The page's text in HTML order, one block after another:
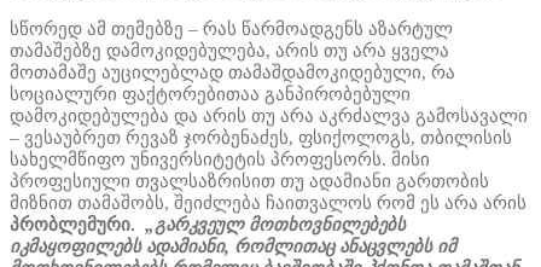
სწორედ ამ თემებზე – რას წარმოადგენს აზარტულ
თამაშებზე დამოკიდებულება, არის თუ არა ყველა
მოთამაშე აუცილებლად თამაშდამოკიდებული, რა
სოციალური ფაქტორებითაა განპირობებული
დამოკიდებულება და არის თუ არა აკრძალვა გამოსავალი
– ვესაუბრეთ რევაზ ჯორბენაძეს, ფსიქოლოგს, თბილისის
სახელმწიფო უნივერსიტეტის პროფესორს. მისი
პროფესიული თვალსაზრისით თუ ადამიანი გართობის
მიზნით თამაშობს, შეიძლება ჩაითვალოს რომ ეს არა არის
პრობლემური. „გარკვეულ მოთხოვნილებებს
იკმაყოფილებს ადამიანი, რომლითაც ანაცვლებს იმ